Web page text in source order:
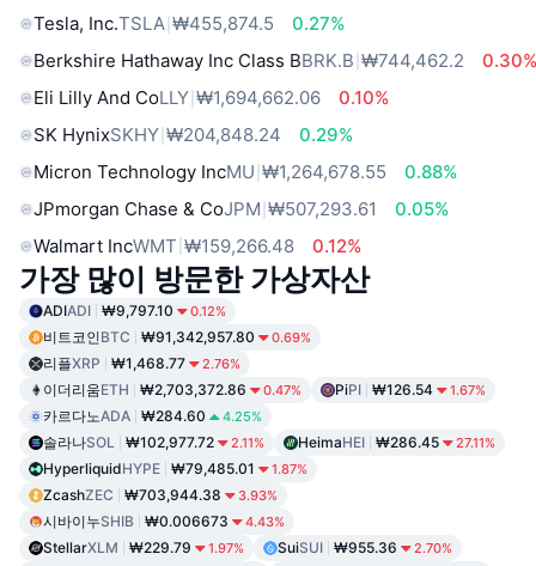
Tesla, Inc.TSLA ₩455,874.5
0.27%
Berkshire Hathaway Inc Class BBRK.B ₩744,462.2
Eli Lilly And CoLLY ₩1,694,662.06
0.10%
SK HynixSKHY ₩204,848.24
0.29%
Micron Technology IncMU ₩1,264,678.55
0.88%
JPmorgan Chase & CoJPM ₩507,293.61
0.05%
Walmart IncWMT ₩159,266.48 0.12%
가장 많이 방문한 가상자산
ADIADI ₩9,797.10 0.12%
비트코인BTC ₩91,342,957.80 0.69%
리플XRP ₩1,468.77 2.76%
이더리움ETH ₩2,703,372.86 0.47% PiPI ₩126.54 1.67%
카르다노ADA ₩284.60 4.25%
솔라나SOL ₩102,977.72 2.11% HeimaHEI ₩286.45 27.11%
HyperliquidHYPE ₩79,485.01 1.87%
ZcashZEC ₩703,944.38 3.93%
시바이누SHIB ₩0.006673 4.43%
StellarXLM ₩229.79 1.97% SuiSUI ₩955.36 2.70%